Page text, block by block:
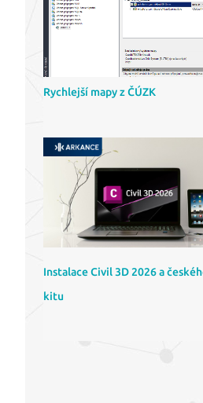
Rychlejší mapy z ČÚZK
Instalace Civil 3D 2026 a
kitu